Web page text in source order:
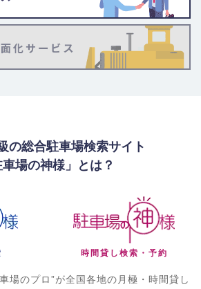
の総合駐車場検索サイト
車場の神様」とは？
時間貸し検索・予約
場のプロ”が全国各地の月極・時間貸し